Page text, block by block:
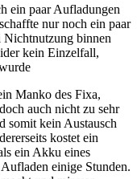
ein paar Aufladungen
nur noch ein paar
Nichtnutzung binnen
kein Einzelfall,
Manko des Fixa,
auch nicht zu sehr
somit kein Austausch
kostet ein
ein Akku eines
einige Stunden.